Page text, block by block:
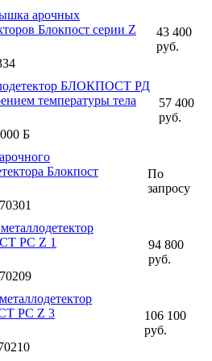
арочных
Блокпост серии Z
43 400
руб.
БЛОКПОСТ РД
температуры тела
Б
57 400
руб.
Блокпост
По
запросу
РС Z 1
94 800
руб.
PC Z 3
106 100
руб.